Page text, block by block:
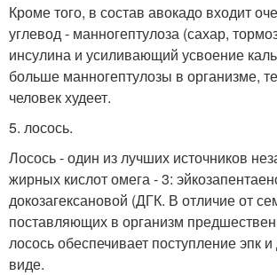
Кроме того, в состав авокадо входит
углевод - манногептулоза (сахар,
инсулина и усиливающий усвоение
больше манногептулозы в организме,
человек худеет.
5. лосось.
Лосось - один из лучших источников
жирных кислот омега - 3:
докозагексановой (ДГК. В отличие от
поставляющих в организм
лосось обеспечивает поступление эпк
виде.